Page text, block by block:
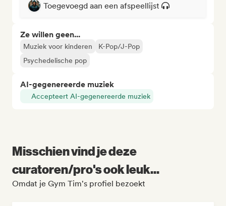
Toegevoegd aan een afspeellijst
Ze willen geen...
Muziek voor kinderen
K-Pop/J-Pop
Psychedelische pop
AI-gegenereerde muziek
Accepteert AI-gegenereerde muziek
Misschien vind je deze
curatoren/pro's ook leuk...
Omdat je Gym Tim's profiel bezoekt